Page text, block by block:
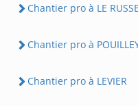
Chantier pro à LE
Chantier pro à
Chantier pro à LEVIER